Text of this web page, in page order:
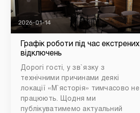
2026-01-14
Графік роботи під час екстрених
відключень
Дорогі гості, у зв`язку з
технічними причинами деякі
локації «М`ясторія» тимчасово не
працюють. Щодня ми
публікуватимемо актуальний